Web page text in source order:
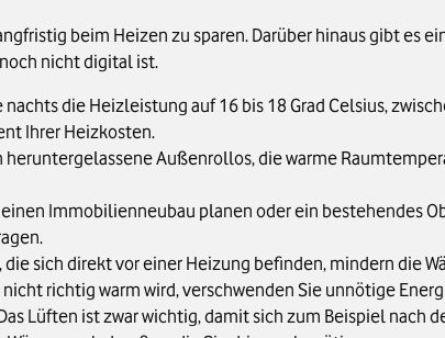
beim Heizen zu sparen. Darüber hinaus gibt es
nicht digital ist.
nachts die Heizleistung auf 16 bis 18 Grad Celsius,
Ihrer Heizkosten.
heruntergelassene Außenrollos, die warme
einen Immobilienneubau planen oder ein bestehendes
die sich direkt vor einer Heizung befinden, mindern die
richtig warm wird, verschwenden Sie unnötige
Lüften ist zwar wichtig, damit sich zum Beispiel nach